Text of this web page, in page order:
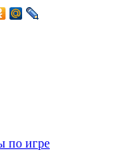
по игре